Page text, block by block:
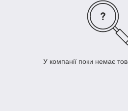
У компанії поки немає